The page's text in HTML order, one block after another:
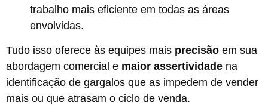
trabalho mais eficiente em todas as áreas
envolvidas.
Tudo isso oferece às equipes mais precisão em sua
abordagem comercial e maior assertividade na
identificação de gargalos que as impedem de vender
mais ou que atrasam o ciclo de venda.